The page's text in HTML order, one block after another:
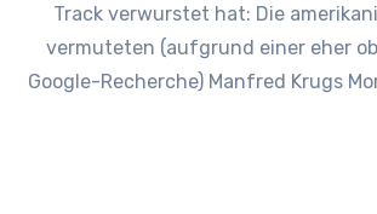
Track verwurstet hat: Die
vermuteten (aufgrund einer eher
Google-Recherche) Manfred Krugs